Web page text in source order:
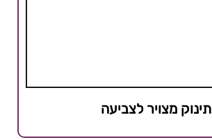
תינוק מצויר לצביעה